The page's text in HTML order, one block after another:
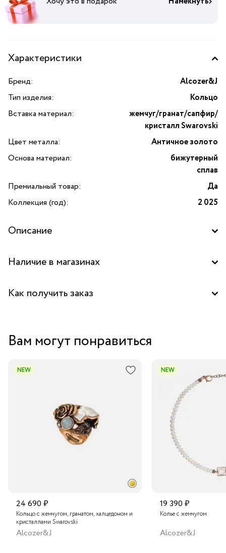
Характеристики
Бренд:
Alcozer&J
Тип изделия:
Кольцо
Вставка материал:
жемчуг/гранат/сапфир/
кристалл Swarovski
Цвет металла:
Античное золото
Основа материал:
бижутерный
сплав
Премиальный товар:
Да
Коллекция (год):
2 025
Описание
Наличие в магазинах
Бутик "La Nature" в ТЦ "Ереван-плаза", Москва
Как получить заказ
Курьером за 1-2 дня
В пункт выдачи заказов Boxberry
Подробнее о сроках доставки
Вам могут понравиться
NEW
24 690 ₽
Кольцо с жемчугом, гранатом, халцедоном и
кристаллами Swarovski
Alcozer&J
NEW
19 390 ₽
Колье с жемчугом
Alcozer&J